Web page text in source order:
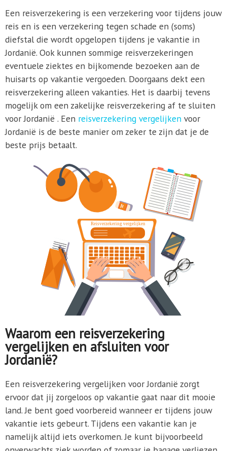
Een reisverzekering is een verzekering voor tijdens jouw
reis en is een verzekering tegen schade en (soms)
diefstal die wordt opgelopen tijdens je vakantie in
Jordanië. Ook kunnen sommige reisverzekeringen
eventuele ziektes en bijkomende bezoeken aan de
huisarts op vakantie vergoeden. Doorgaans dekt een
reisverzekering alleen vakanties. Het is daarbij tevens
mogelijk om een zakelijke reisverzekering af te sluiten
voor Jordanië . Een reisverzekering vergelijkenvoor
Jordanië is de beste manier om zeker te zijn dat je de
beste prijs betaalt.
Waarom een reisverzekering
vergelijken en afsluiten voor
Jordanië?
Een reisverzekering vergelijken voor Jordanië zorgt
ervoor dat jij zorgeloos op vakantie gaat naar dit mooie
land. Je bent goed voorbereid wanneer er tijdens jouw
vakantie iets gebeurt. Tijdens een vakantie kan je
namelijk altijd iets overkomen. Je kunt bijvoorbeeld